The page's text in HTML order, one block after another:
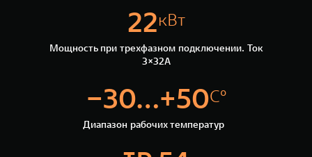
22кВт
Мощность при трехфазном подключении. Ток
3×32А
−30...+50С°
Диапазон рабочих температур